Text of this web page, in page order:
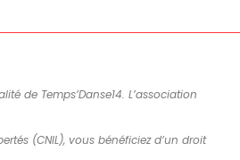
de Temps’Danse14. L’association
(CNIL), vous bénéficiez d’un droit